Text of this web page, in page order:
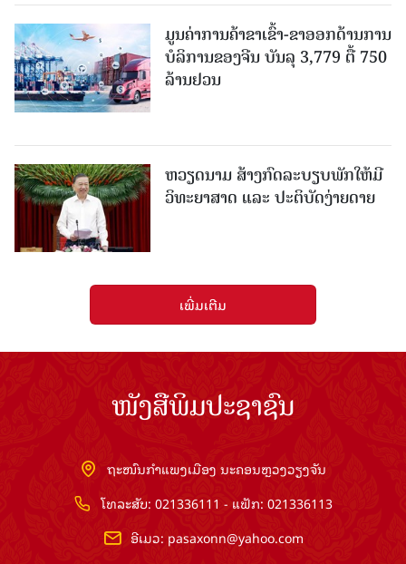
ມູນຄ່າການຄ້າຂາເຂົ້າ-ຂາອອກດ້ານການ
ບໍລິການຂອງຈີນ ບັນລຸ 3,779 ຕື້ 750
ລ້ານຢວນ
ຫວຽດນາມ ສ້າງກົດລະບຽບພັກໃຫ້ມີ
ວິທະຍາສາດ ແລະ ປະຕິບັດງ່າຍດາຍ
ເພີ່ມເຕີມ
ໜັງສືພິມປະຊາຊົນ
ຖະໜົນກຳແພງເມືອງ ນະຄອນຫຼວງວຽງຈັນ
ໂທລະສັບ: 021336111 - ແຟັກ: 021336113
ອີເມວ: pasaxonn@yahoo.com